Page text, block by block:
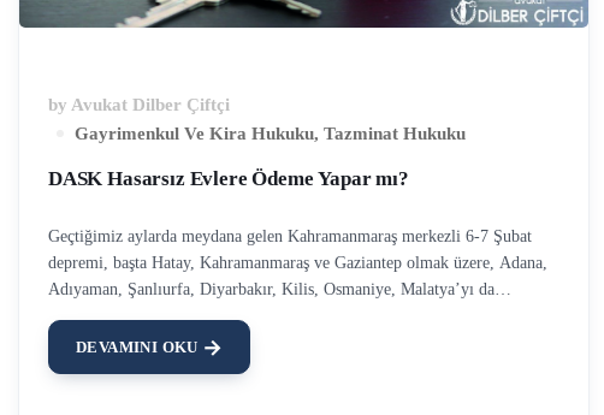
by Avukat Dilber Çiftçi
Gayrimenkul Ve Kira Hukuku, Tazminat Hukuku
DASK Hasarsız Evlere Ödeme Yapar mı?
Geçtiğimiz aylarda meydana gelen Kahramanmaraş merkezli 6-7 Şubat
depremi, başta Hatay, Kahramanmaraş ve Gaziantep olmak üzere, Adana,
Adıyaman, Şanlıurfa, Diyarbakır, Kilis, Osmaniye, Malatya’yı da
hasarlı, az hasarlı ve hasarsız olmak üzere Çevre ve Şehircilik Bakanlığı
tarafından hasar tespitleri yapılmıştır. Bilindiği üzere Doğal Afet
DEVAMINI OKU